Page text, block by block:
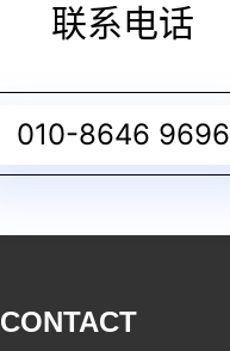
联系电话
010-8646 9696
CONTACT